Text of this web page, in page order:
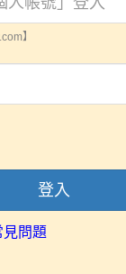
】
登入
見問題